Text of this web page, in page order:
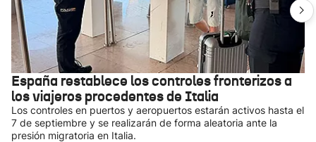
España restablece los controles fronterizos a
los viajeros procedentes de Italia
Los controles en puertos y aeropuertos estarán activos hasta el
7 de septiembre y se realizarán de forma aleatoria ante la
presión migratoria en Italia.